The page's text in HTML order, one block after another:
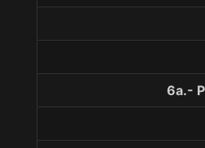
6a.-